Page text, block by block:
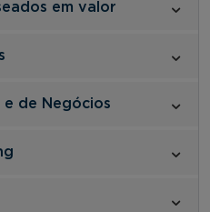
em valor
de Negócios